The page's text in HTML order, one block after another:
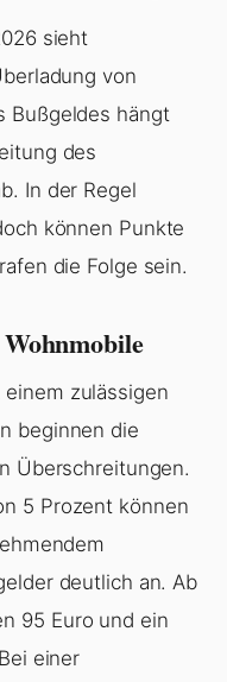
sieht
von
Bußgeldes hängt
des
In der Regel
können Punkte
die Folge sein.
einem zulässigen
beginnen die
Überschreitungen.
5 Prozent können
deutlich an. Ab
95 Euro und ein
einer